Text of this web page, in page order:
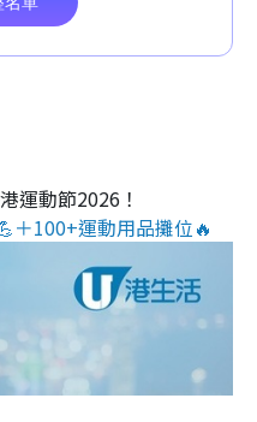
運動節2026！
＋100+運動用品攤位🔥